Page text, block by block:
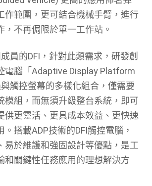
作範圍，更可結合機械手臂，進行
，不再侷限於單一工作站。
員的DFI，針對此類需求，研發創
電腦「Adaptive Display Platform
觸控螢幕的多樣化組合，僅需要
模組，而無須升級整台系統，即可
供更靈活、更具成本效益、更快速
搭載ADP技術的DFI觸控電腦，
易於維護和強固設計等優點，是工
和關鍵性任務應用的理想解決方